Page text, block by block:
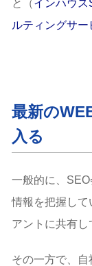
と（ インハウス
ルティングサー
最新の
入る
一般的に、
情報を把握して
アントに共有し
その一方で、